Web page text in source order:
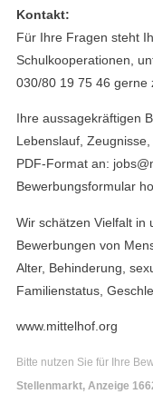
Kontakt:
Für Ihre Fragen steht
Schulkooperationen,
030/80 19 75 46 gerne
Ihre aussagekräftigen
Lebenslauf,
PDF-Format an:
Bewerbungsformular
Wir schätzen Vielfalt in
Bewerbungen von
Alter, Behinderung,
Familienstatus,
www.mittelhof.org
Bitte nutzen Sie für Ihre
Stellenmarkt, Anzeige